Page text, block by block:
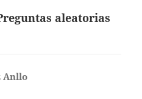
aleatorias
Anllo